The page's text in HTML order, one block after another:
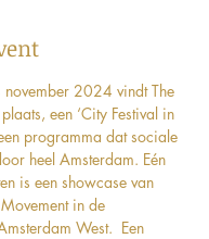
2024 vindt The
een ‘City Festival in
programma dat sociale
heel Amsterdam. Eén
is een showcase van
in de
West.  Een